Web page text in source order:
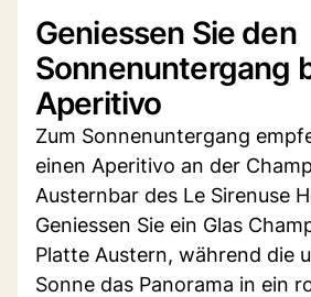
Geniessen Sie den
Sonnenuntergang
Aperitivo
Zum Sonnenuntergang
einen Aperitivo an der
Austernbar des Le Sirenuse
Geniessen Sie ein Glas
Platte Austern, während die
Sonne das Panorama in ein